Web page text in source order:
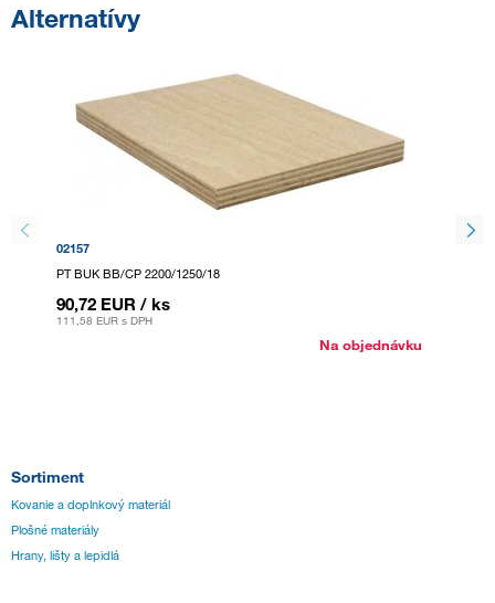
Alternatívy
02157
PT BUK BB/CP 2200/1250/18
90,72 EUR / ks
111,58 EUR s DPH
Na objednávku
Sortiment
Kovanie a doplnkový materiál
Plošné materiály
Hrany, lišty a lepidlá